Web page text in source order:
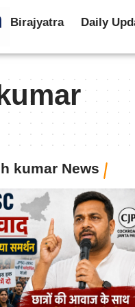
Birajyatra Daily
kumar News